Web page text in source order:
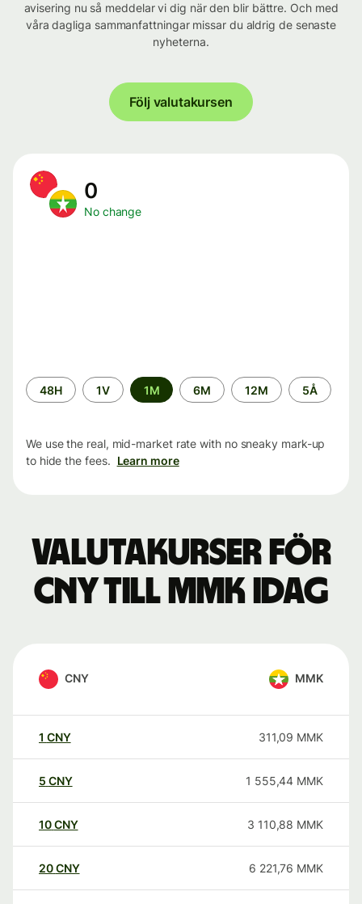
avisering nu så meddelar vi dig när den blir bättre. Och med
våra dagliga sammanfattningar missar du aldrig de senaste
nyheterna.
Följ valutakursen
0
No change
Time
period
48H 1V 1M 6M 12M 5Å
We use the real, mid-market rate with no sneaky mark-up
to hide the fees. Learn more
Valutakurser för
CNY till MMK idag
CNY MMK
1 CNY 311,09 MMK
5 CNY 1 555,44 MMK
10CNY 3 110,88 MMK
20CNY 6 221,76 MMK